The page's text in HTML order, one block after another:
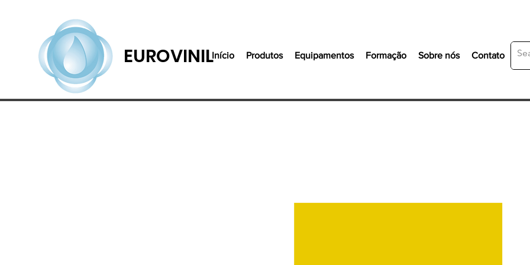
EUROVINILInício Produtos Equipamentos Formação Sobre nós Contato